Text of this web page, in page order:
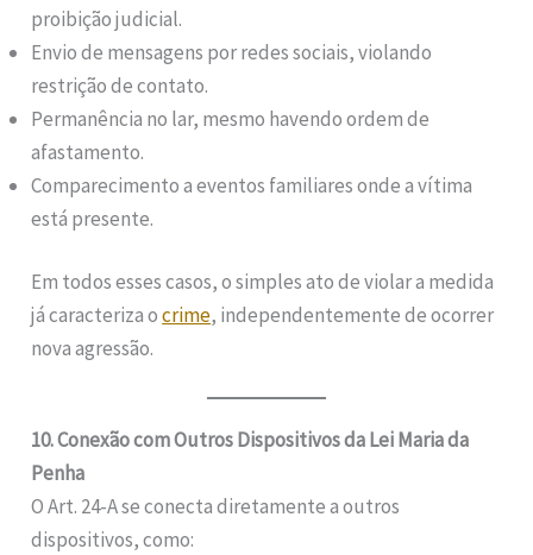
proibição judicial.
Envio de mensagens por redes sociais, violando
restrição de contato.
Permanência no lar, mesmo havendo ordem de
afastamento.
Comparecimento a eventos familiares onde a vítima
está presente.
Em todos esses casos, o simples ato de violar a medida
já caracteriza ocrime, independentemente de ocorrer
nova agressão.
10. Conexão com Outros Dispositivos da Lei Maria da
Penha
O Art. 24-A se conecta diretamente a outros
dispositivos, como: